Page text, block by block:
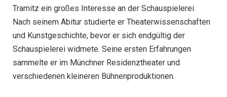
Tramitz ein großes Interesse an der Schauspielerei.
Nach seinem Abitur studierte er Theaterwissenschaften
und Kunstgeschichte, bevor er sich endgültig der
Schauspielerei widmete. Seine ersten Erfahrungen
sammelte er im Münchner Residenztheater und
verschiedenen kleineren Bühnenproduktionen.